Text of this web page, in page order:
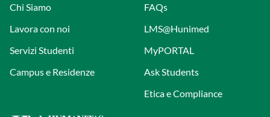
Chi Siamo
Lavora con noi
Servizi Studenti
Campus e Residenze
FAQs
LMS@Hunimed
MyPORTAL
Ask Students
Etica e Compliance